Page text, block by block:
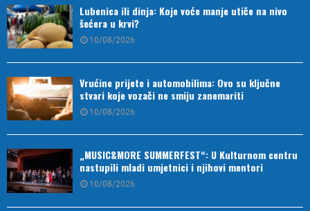
Lubenica ili dinja: Koje voće manje utiče na nivo
šećera u krvi?
10/08/2026
Vrućine prijete i automobilima: Ovo su ključne
stvari koje vozači ne smiju zanemariti
10/08/2026
„MUSIC&MORE SUMMERFEST“: U Kulturnom centru
nastupili mladi umjetnici i njihovi mentori
10/08/2026